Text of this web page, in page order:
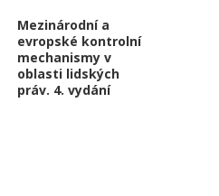
Mezinárodní a
evropské kontrolní
mechanismy v
oblasti lidských
práv. 4. vydání